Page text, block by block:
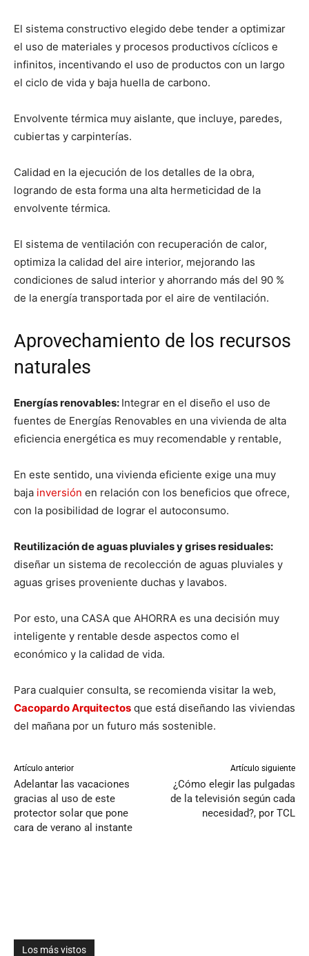
El sistema constructivo elegido debe tender a optimizar
el uso de materiales y procesos productivos cíclicos e
infinitos, incentivando el uso de productos con un largo
el ciclo de vida y baja huella de carbono.
Envolvente térmica muy aislante, que incluye, paredes,
cubiertas y carpinterías.
Calidad en la ejecución de los detalles de la obra,
logrando de esta forma una alta hermeticidad de la
envolvente térmica.
El sistema de ventilación con recuperación de calor,
optimiza la calidad del aire interior, mejorando las
condiciones de salud interior y ahorrando más del 90 %
de la energía transportada por el aire de ventilación.
Aprovechamiento de los recursos
naturales
Energías renovables: Integrar en el diseño el uso de
fuentes de Energías Renovables en una vivienda de alta
eficiencia energética es muy recomendable y rentable,
En este sentido, una vivienda eficiente exige una muy
baja inversión en relación con los beneficios que ofrece,
con la posibilidad de lograr el autoconsumo.
Reutilización de aguas pluviales y grises residuales:
diseñar un sistema de recolección de aguas pluviales y
aguas grises proveniente duchas y lavabos.
Por esto, una CASA que AHORRA es una decisión muy
inteligente y rentable desde aspectos como el
económico y la calidad de vida.
Para cualquier consulta, se recomienda visitar la web,
Cacopardo Arquitectos que está diseñando las viviendas
del mañana por un futuro más sostenible.
Artículo anterior
Adelantar las vacaciones
gracias al uso de este
protector solar que pone
cara de verano al instante
Artículo siguiente
¿Cómo elegir las pulgadas
de la televisión según cada
necesidad?, por TCL
Los más vistos